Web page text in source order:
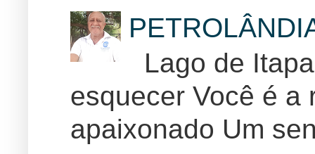
Lago de
esquecer Você é a
apaixonado Um